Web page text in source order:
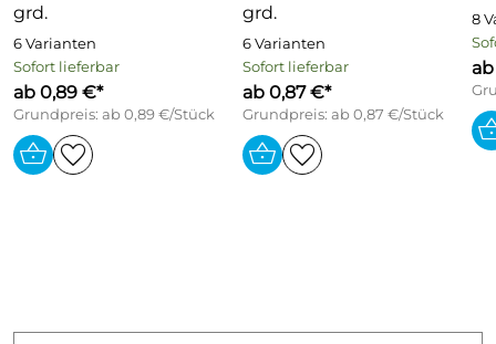
grd.
6 Varianten
Sofort lieferbar
ab 0,89 €*
Grundpreis: ab 0,89 €/Stück
grd.
6 Varianten
Sofort lieferbar
ab 0,87 €*
Grundpreis: ab 0,87 €/Stück
8